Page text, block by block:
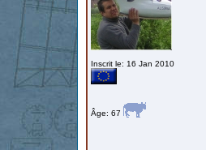
Inscrit le: 16 Jan 2010
Âge: 67